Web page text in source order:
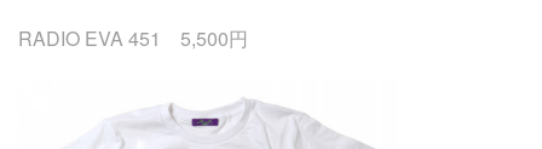
RADIO EVA 451 5,500円